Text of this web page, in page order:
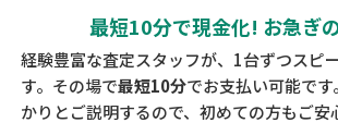
最短10分で現金化! お急ぎ
経験豊富な査定スタッフが、1台ずつスピ
す。その場で最短10分でお支払い可能で
かりとご説明するので、初めての方もご安